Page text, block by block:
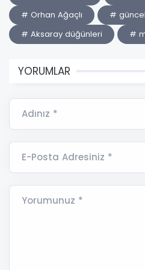
# Orhan Ağaçlı
#
# Aksaray düğünleri
#
YORUMLAR
Adınız *
E-Posta Adresiniz *
Yorumunuz *